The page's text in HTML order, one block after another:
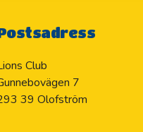
Club
7
39 Olofström